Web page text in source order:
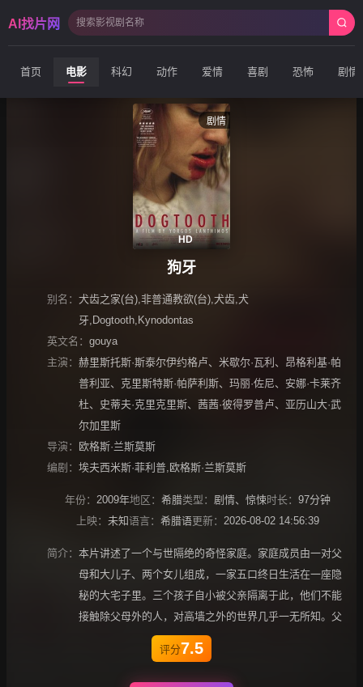
AI找片网
首页 电影 科幻 动作 爱情 喜剧 恐怖 剧情
剧情
HD
狗牙
别名： 犬齿之家(台),非普通教欲(台),犬齿,犬
牙,Dogtooth,Kynodontas
英文名： gouya
主演： 赫里斯托斯·斯泰尔伊约格卢、 米歇尔·瓦利 、 昂格利基·帕
普利亚、 克里斯特斯·帕萨利斯、 玛丽·佐尼、 安娜·卡莱齐
杜、 史蒂夫·克里克里斯、 茜茜·彼得罗普卢、 亚历山大·武
尔加里斯
导演：
欧格斯·兰斯莫斯
编剧： 埃夫西米斯·菲利普,欧格斯·兰斯莫斯
年份： 2009年地区： 希腊类型： 剧情、 惊悚时长： 97分钟
上映： 未知语言： 希腊语更新： 2026-08-02 14:56:39
简介： 本片讲述了一个与世隔绝的奇怪家庭。家庭成员由一对父
母和大儿子、两个女儿组成，一家五口终日生活在一座隐
秘的大宅子里。三个孩子自小被父亲隔离于此，他们不能
接触除父母外的人，对高墙之外的世界几乎一无所知。父
评分7.5